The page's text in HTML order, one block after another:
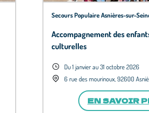
Secours Populaire Asnières-sur-
Accompagnement des
culturelles
Du 1 janvier au 31 octobre 2026
6 rue des mourinoux, 92600
EN SAVOIR